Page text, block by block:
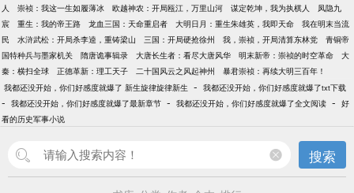
人
崇祯：我这一生如履薄冰 欧越神农：开局瓯江，万里山河 谋定乾坤，我为执棋人
凤隐九
宸
重生：我的帝王路 龙血三国：天命重启者 大明日月：重生朱雄英，我即天命
我在明末当流
民
水浒武松：开局杀李逵，重铸梁山 三国：开局硬抢徐州 我，崇祯，开局清算东林党
青铜帝
国特种兵与墨家机关
隋唐诡事辑录 大唐长生者：看尽大唐风华 明末新帝：崇祯的时空革命
大
秦：横扫全球
正德革新：理工天子 二十国风云之风起神州
暴君崇祯：再续大明三百年！
我都还没开始，你们好感度就爆了 新生旋律旋律新生 - 我都还没开始，你们好感度就爆了txt下载
- 我都还没开始，你们好感度就爆了最新章节 - 我都还没开始，你们好感度就爆了全文阅读 - 好
看的历史军事小说
搜索